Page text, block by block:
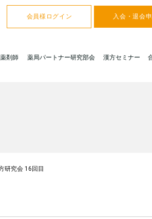
会員様ログイン 入会・退会
剤師 薬局パートナー研究部会 漢方セミナー
研究会 16回目